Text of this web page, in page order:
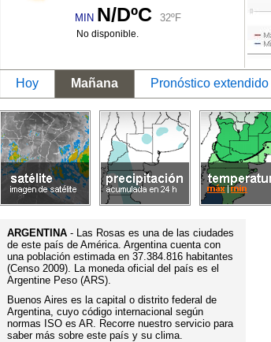
MIN N/DºC 32ºF
No disponible.
Hoy Mañana Pronóstico extendido
ARGENTINA - Las Rosas es una de las ciudades
de este país de América. Argentina cuenta con
una población estimada en 37.384.816 habitantes
(Censo 2009). La moneda oficial del país es el
Argentine Peso (ARS).
Buenos Aires es la capital o distrito federal de
Argentina, cuyo código internacional según
normas ISO es AR. Recorre nuestro servicio para
saber más sobre este país y su clima.